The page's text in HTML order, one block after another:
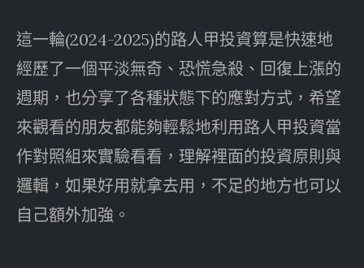
這一輪(2024-2025)的路人甲投資算是快速地
經歷了一個平淡無奇、恐慌急殺、回復上漲的
週期，也分享了各種狀態下的應對方式，希望
來觀看的朋友都能夠輕鬆地利用路人甲投資當
作對照組來實驗看看，理解裡面的投資原則與
邏輯，如果好用就拿去用，不足的地方也可以
自己額外加強。